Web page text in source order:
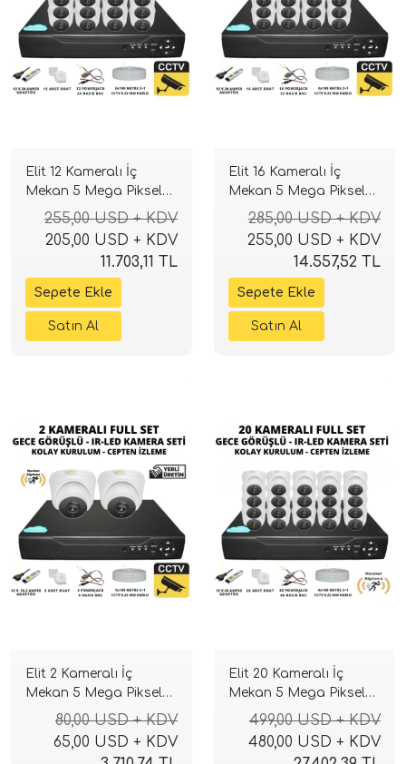
Elit 12 Kameralı İç
Mekan 5 Mega Piksel
Sony Lensli Full Paket
Güvenlik Sistemi
255,00 USD + KDV
205,00 USD + KDV
11.703,11 TL
Elit 16 Kameralı İç
Mekan 5 Mega Piksel
Sony Lensli Full Paket
Güvenlik Sistemi
285,00 USD + KDV
255,00 USD + KDV
14.557,52 TL
Elit 2 Kameralı İç
Mekan 5 Mega Piksel
Sony Lensli Full Paket
Güvenlik Sistemi
80,00 USD + KDV
65,00 USD + KDV
Elit 20 Kameralı İç
Mekan 5 Mega Piksel
Sony Lensli Full Paket
Güvenlik Sistemi
499,00 USD + KDV
480,00 USD + KDV